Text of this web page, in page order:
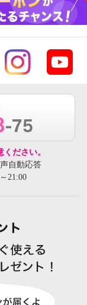
ださい。
自動応答
21:00